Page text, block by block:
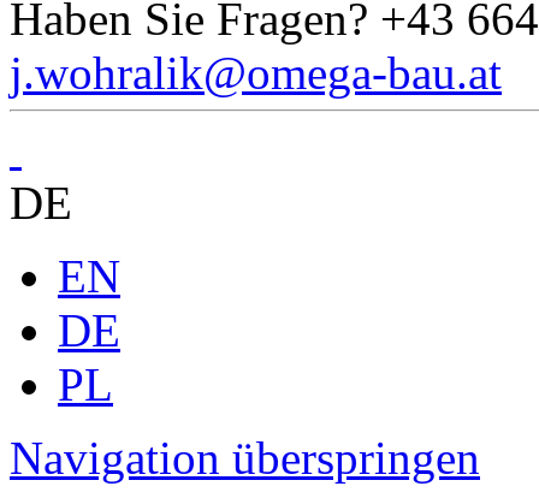
Haben Sie Fragen? +43
j.wohralik@omega-bau.at
DE
EN
DE
PL
Navigation überspringen